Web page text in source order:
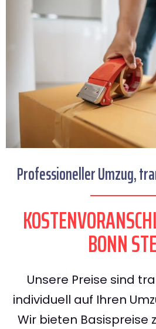
Professioneller Umzug,
BONN
Unsere Preise sind
individuell auf Ihren
Wir bieten Basispreise